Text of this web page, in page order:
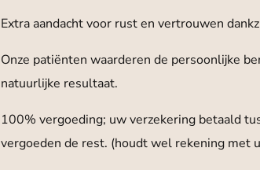
Extra aandacht voor rust en vertrouwen
Onze patiënten waarderen de persoonlijke
natuurlijke resultaat.
100% vergoeding; uw verzekering betaald
vergoeden de rest. (houdt wel rekening met